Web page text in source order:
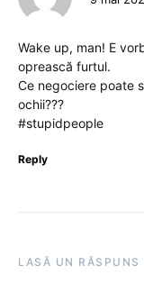
Wake up, man! E
oprească furtul.
Ce negociere poate
ochii???
#stupidpeople
Reply
LASĂ UN RĂSPUNS